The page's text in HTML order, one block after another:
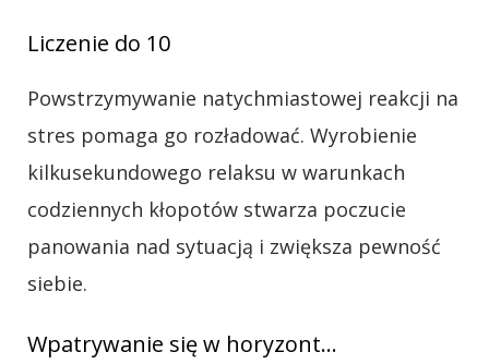
Liczenie do 10
Powstrzymywanie natychmiastowej reakcji na
stres pomaga go rozładować. Wyrobienie
kilkusekundowego relaksu w warunkach
codziennych kłopotów stwarza poczucie
panowania nad sytuacją i zwiększa pewność
siebie.
Wpatrywanie się w horyzont…